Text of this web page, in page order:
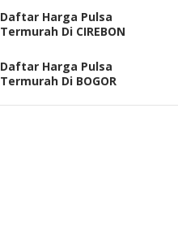
Daftar Harga Pulsa
Termurah Di CIREBON
Daftar Harga Pulsa
Termurah Di BOGOR